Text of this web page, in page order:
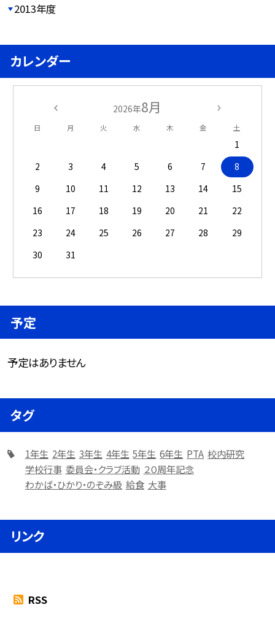
2013年度
カレンダー
2026年8月
日 月 火 水 木 金 土
1
2
3 4 5 6 7
8
9
10 11 12 13 14
15
16
17 18 19 20 21
22
23
24 25 26 27 28
29
30
31
予定
予定はありません
タグ
1年生 2年生 3年生 4年生 5年生 6年生 PTA 校内研究
学校行事 委員会・クラブ活動 ２０周年記念
わかば・ひかり・のぞみ級 給食 大事
リンク
RSS